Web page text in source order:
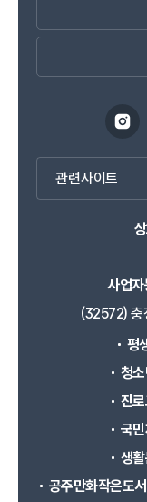
관련사이트
사업
(32572) 충
평
청
진
국
생
공주만화작은도